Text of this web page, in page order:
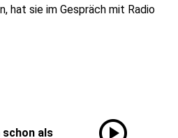
hat sie im Gespräch mit Radio
schon als